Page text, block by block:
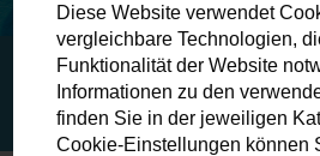
Wiener Fußwegekarte
Newsletter abonnieren
STARTSEITE
SPAZIERGANG
STEPHANSPLATZ:
WIENS GRÖSSTER INNENSTADT-
Diese Website verwendet
vergleichbare Technologien,
Funktionalität der Website
Informationen zu den
finden Sie in der jeweiligen
Cookie-Einstellungen können